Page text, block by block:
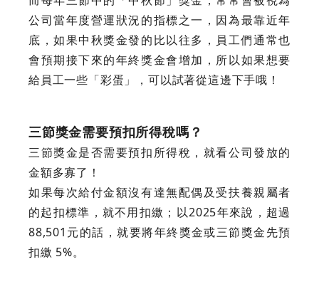
公司當年度營運狀況的指標之一，因為最靠近年
底，如果中秋獎金發的比以往多，員工們通常也
會預期接下來的年終獎金會增加，所以如果想要
給員工一些「彩蛋」，可以試著從這邊下手哦！
三節獎金需要預扣所得稅嗎？
三節獎金是否需要預扣所得稅，就看公司發放的
金額多寡了！
如果每次給付金額沒有達無配偶及受扶養親屬者
的起扣標準，就不用扣繳；以2025年來說，超過
88,501元的話，就要將年終獎金或三節獎金先預
扣繳 5%。